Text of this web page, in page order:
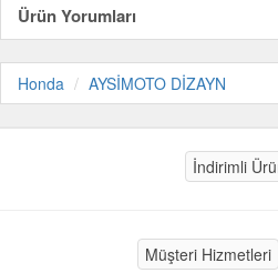
Ürün Yorumları
Honda AYSİMOTO DİZAYN
İndirimli
Müşteri Hizmetleri